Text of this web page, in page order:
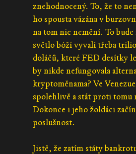
znehodnocený. To, že to
ho spousta vázána v
na tom nic nemění. To bude
světlo bóží vyvalí třeba
doláčů, které FED desítky
by nikde nefungovala
kryptoměnama? Ve
spolehlivě a stát proti tomu
Dokonce i jeho žoldáci
poslušnost.
Jistě, že zatím státy